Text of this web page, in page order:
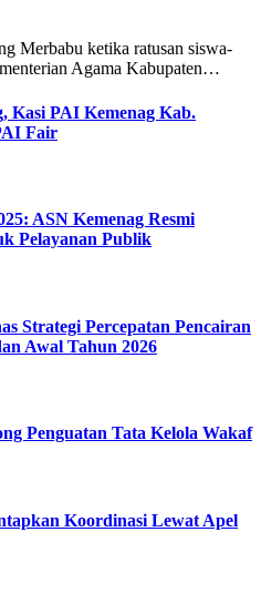
Merbabu ketika ratusan siswa-
Agama Kabupaten…
Kasi PAI Kemenag Kab.
Fair
ASN Kemenag Resmi
Pelayanan Publik
Strategi Percepatan Pencairan
Awal Tahun 2026
Penguatan Tata Kelola Wakaf
Koordinasi Lewat Apel